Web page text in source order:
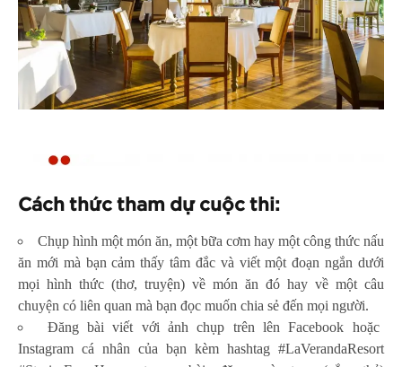
Cách thức tham dự cuộc thi:
Chụp hình một món ăn, một bữa cơm hay một công thức nấu
ăn mới mà bạn cảm thấy tâm đắc và viết một đoạn ngắn dưới
mọi hình thức (thơ, truyện) về món ăn đó hay về một câu
chuyện có liên quan mà bạn đọc muốn chia sẻ đến mọi người.
Đăng bài viết với ảnh chụp trên lên Facebook hoặc
Instagram cá nhân của bạn kèm hashtag #LaVerandaResort